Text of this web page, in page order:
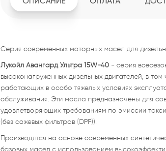
Серия современных моторных масел для
Лукойл Авангард Ультра 15W-40- серия
высоконагруженных дизельных двигателей, в
работающих в особо тяжелых условиях
обслуживания. Эти масла предназначены для
удовлетворяющих требованиям по эмиссии
(без сажевых фильтров (DPF)).
Производятся на основе современных
базовых масел с использованием